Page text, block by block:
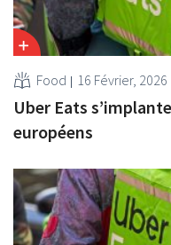
Food 16 Février, 2026
Uber Eats
européens